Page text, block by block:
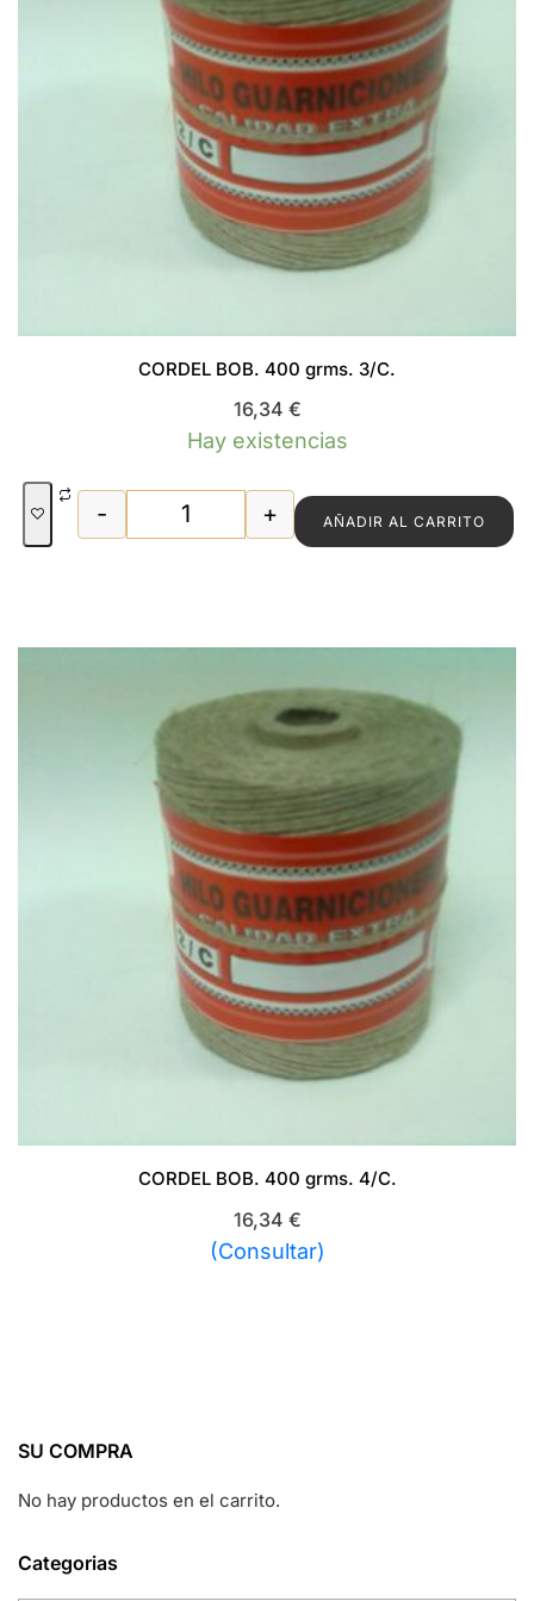
CORDEL BOB. 400 grms. 3/C.
16,34 €
Hay existencias
CORDEL BOB. 400 grms. 3/C. cantidad
- + AÑADIR AL CARRITO
CORDEL BOB. 400 grms. 4/C.
16,34 €
(Consultar)
SU COMPRA
No hay productos en el carrito.
Categorias